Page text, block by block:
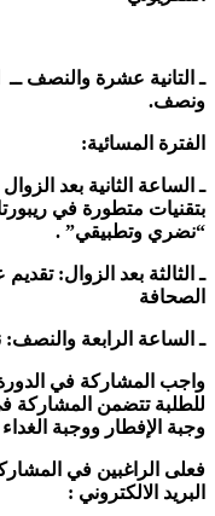
ـ التانية عشرة والنصف
ونصف.
الفترة المسائية:
ـ الساعة الثانية بعد
بتقنيات متطورة في
“نضري وتطبيقي” .
ـ الثالثة بعد الزوال:
الصحافة
ـ الساعة الرابعة والنصف:
للطلبة تتضمن المشاركة
وجبة الإفطار ووجبة
فعلى الراغبين في
البريد الالكتروني :